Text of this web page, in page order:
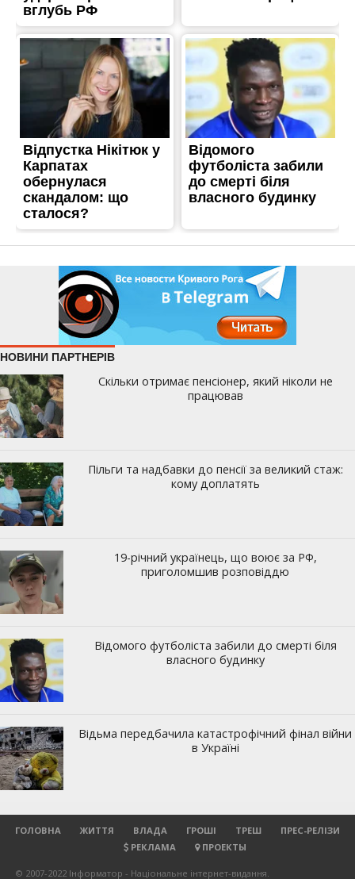
ГОЛОВНА ЖИТТЯ ВЛАДА ГРОШІ ТРЕШ
ПРЕС-РЕЛІЗИ
РЕКЛАМА
ПРОЕКТЫ
© 2007-2022 Інформатор - Національне інтернет-видання.